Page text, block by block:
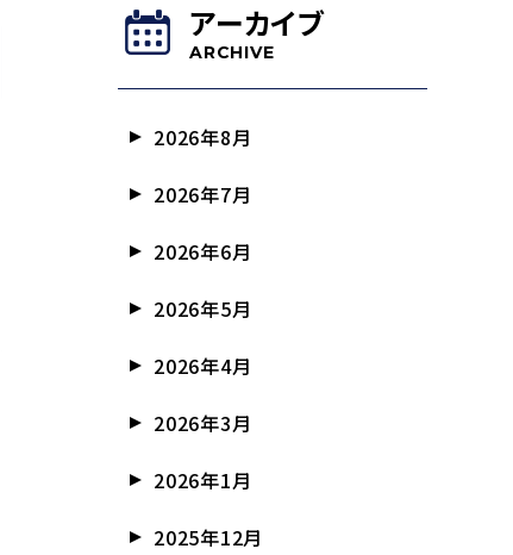
アーカイブ
ARCHIVE
2026年8月
2026年7月
2026年6月
2026年5月
2026年4月
2026年3月
2026年1月
2025年12月